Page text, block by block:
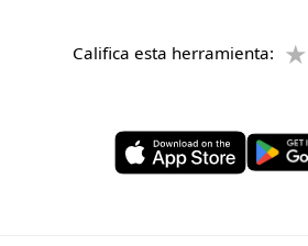
Califica esta herramienta: ★